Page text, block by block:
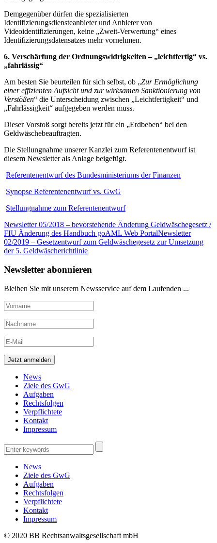
Demgegenüber dürfen die spezialisierten
Identifizierungsdiensteanbieter und Anbieter von
Videoidentifizierungen, keine „Zweit-Verwertung“ eines
Identifizierungsdatensatzes mehr vornehmen.
6. Verschärfung der Ordnungswidrigkeiten – „leichtfertig“ vs.
„fahrlässig“
Am besten Sie beurteilen für sich selbst, ob „Zur Ermöglichung
einer effizienten Aufsicht und zur wirksamen Sanktionierung von
Verstößen“ die Unterscheidung zwischen „Leichtfertigkeit“ und
„Fahrlässigkeit“ aufgegeben werden muss.
Dieser Vorstoß sorgt bereits jetzt für ein „Erdbeben“ bei den
Geldwäschebeauftragten.
Die Stellungnahme unserer Kanzlei zum Referentenentwurf ist
diesem Newsletter als Anlage beigefügt.
Referentenentwurf des Bundesministeriums der Finanzen
Synopse Referentenentwurf vs. GwG
Stellungnahme zum Referentenentwurf
Newsletter 05/2018 – bevorstehende Änderung Geldwäschegesetz /
FIU Änderung des Handbuch goAML Web PortalNewsletter
02/2019 – Gesetzentwurf zum Geldwäschegesetz zur Umsetzung
der 5. Geldwäscherichtlinie
Newsletter abonnieren
Bleiben Sie mit unserem Newsservice auf dem Laufenden ...
News
Ziele des GwG
Aufgaben
Rechtsfolgen
Verpflichtete
Kontakt
Impressum
News
Ziele des GwG
Aufgaben
Rechtsfolgen
Verpflichtete
Kontakt
Impressum
© 2020 BB Rechtsanwaltsgesellschaft mbH